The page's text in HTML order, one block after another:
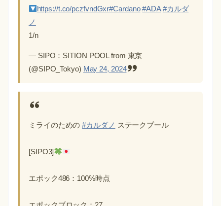
https://t.co/pczfvndGxr#Cardano #ADA #カルダ
ノ
1/n
— SIPO：SITION POOL from 東京
(@SIPO_Tokyo) May 24, 2024
ミライのための#カルダノ ステークプール
[SIPO3]
エポック486：100%時点